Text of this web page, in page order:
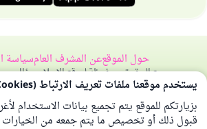
حول الموقععن المشرف العامسياسة
جميع الحقوق محفوظة لموقع الإسلام سؤال وجواب 1997-
يستخدم موقعنا ملفات تعريف الارتباط (Cookies)
بزيارتكم للموقع يتم تجميع بيانات الاستخدام
قبول ذلك أو تخصيص ما يتم جمعه من الخيارات